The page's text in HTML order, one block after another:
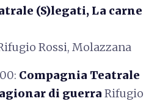
(S)legati, La carne
Rossi, Molazzana
Compagnia Teatrale
di guerra Rifugio